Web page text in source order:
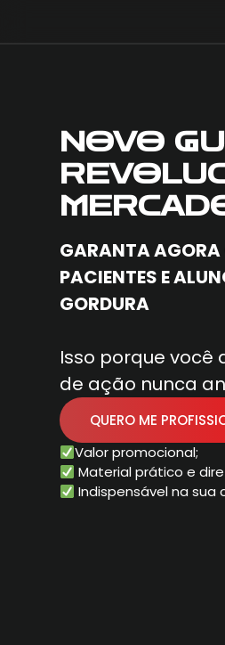
NOVO
GARANTA AGORA
PACIENTES E
GORDURA
Isso porque
de ação nunca
QUERO ME
Valor promocional;
Material prático e
Indispensável na sua